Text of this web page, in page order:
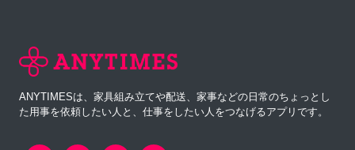
ANYTIMESは、家具組み立てや配送、家事などの日常のちょっとし
た用事を依頼したい人と、仕事をしたい人をつなげるアプリです。